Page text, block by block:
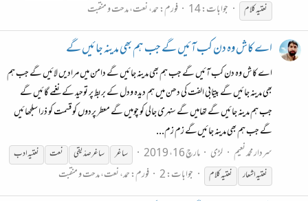
نعتیہکلام جوابات: 14 فورم:حمد، نعت، مدحت و منقبت
اے کاش وہ دن کب آئیں گے جب ہم بھی مدینہ جائیں گے
اے کاش وہ دن کب آئیں گے جب ہم بھی مدینہ جائیں گے دامن میں مرادیں لائیں گے جب ہم
بھی مدینہ جائیں گے بیتابی الفت کی دھن میں ہم دیدہ ودل کے بربط پر توحید کے نغمے گائیں گے
جب ہم مدینہ جائیں گے تھامیں گے سنہری جالی کو چومیں گے معطر پردوں کو قسمت کو ذرا سلجھائیں
گے جب ہم بھی مدینہ جائیں‌گے زم زم...
سردار محمد نعیم لڑی مارچ 16، 2019 ساغر ساغر صدّیقی نعت نعتیہادب
نعتیہاشعار نعتیہکلام جوابات: 2 فورم:حمد، نعت، مدحت و منقبت